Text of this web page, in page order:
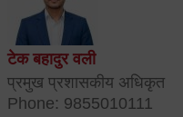
टेक बहादुर वली
प्रमुख प्रशासकीय अधिकृत
Phone: 9855010111